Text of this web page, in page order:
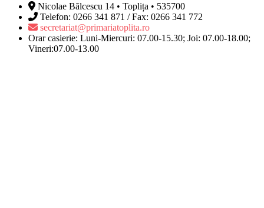
Nicolae Bălcescu 14 • Toplița • 535700
Telefon: 0266 341 871 / Fax: 0266 341 772
secretariat@primariatoplita.ro
Orar casierie: Luni-Miercuri: 07.00-15.30; Joi: 07.00-18.00;
Vineri:07.00-13.00